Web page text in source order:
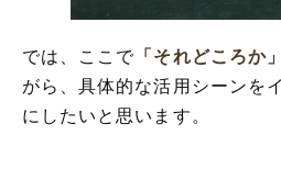
では、ここで 「それどころか」
がら、具体的な活用シーンを
にしたいと思います。